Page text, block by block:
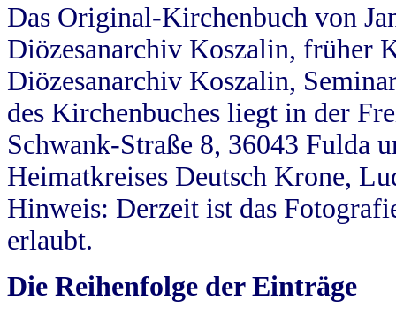
Das Original-Kirchenbuch von
Diözesanarchiv Koszalin, früher
Diözesanarchiv Koszalin,
des Kirchenbuches liegt in der
Schwank-Straße 8, 36043 Fulda
Heimatkreises Deutsch Krone,
Hinweis: Derzeit ist das
erlaubt.
Die Reihenfolge der Einträge